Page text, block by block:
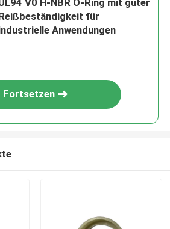
V0 H-NBR O-Ring mit guter
für
Anwendungen
Fortsetzen